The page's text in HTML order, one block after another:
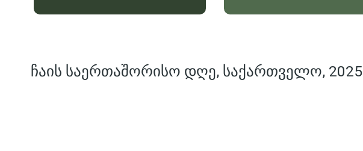
ჩაის საერთაშორისო დღე, საქართველო, 2025